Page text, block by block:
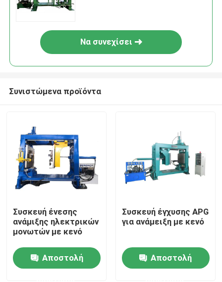
Αρχική Σελίδα
Προϊόντα
Να συνεχίσει
Συνιστώμενα προϊόντα
Συσκευή ένεσης
ανάμιξης ηλεκτρικών
μονωτών με κενό
Αποστολή
Συσκευή έγχυσης APG
για ανάμειξη με κενό
Αποστολή